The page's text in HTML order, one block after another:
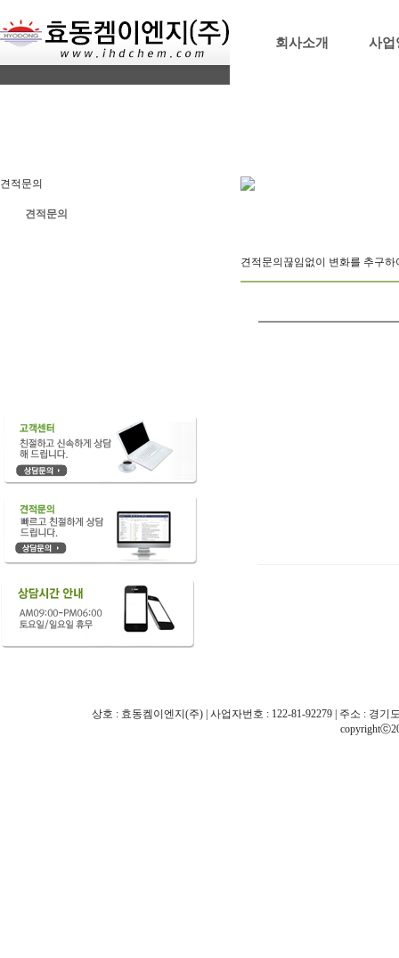
회사소개 사업
견적문의
견적문의
견적문의 끊임없이 변화를 추구
상호 : 효동켐이엔지(주) | 사업자번호 : 122-81-92279 | 주소 : 경기